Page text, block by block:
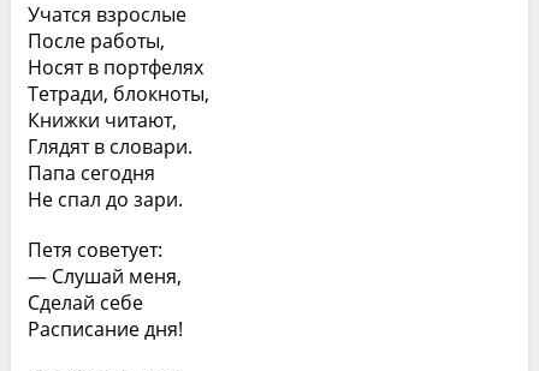
Учатся взрослые
После работы,
Носят в портфелях
Тетради, блокноты,
Книжки читают,
Глядят в словари.
Папа сегодня
Не спал до зари.
Петя советует:
— Слушай меня,
Сделай себе
Расписание дня!